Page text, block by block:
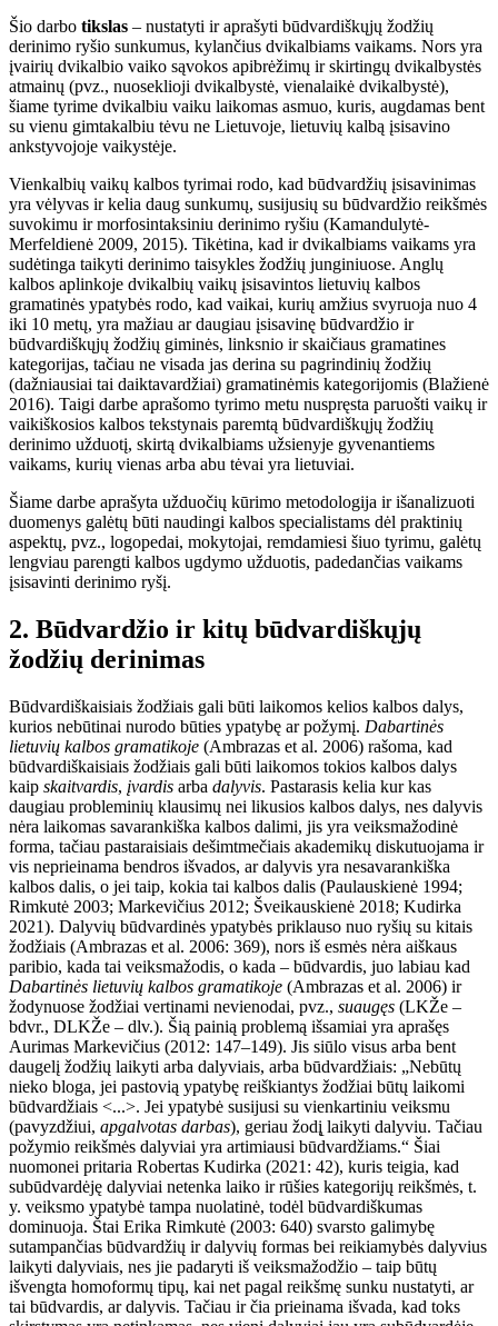
Šio darbo tikslas – nustatyti ir aprašyti būdvardiškųjų žodžių
derinimo ryšio sunkumus, kylančius dvikalbiams vaikams. Nors yra
įvairių dvikalbio vaiko sąvokos apibrėžimų ir skirtingų dvikalbystės
atmainų (pvz., nuoseklioji dvikalbystė, vienalaikė dvikalbystė),
šiame tyrime dvikalbiu vaiku laikomas asmuo, kuris, augdamas bent
su vienu gimtakalbiu tėvu ne Lietuvoje, lietuvių kalbą įsisavino
ankstyvojoje vaikystėje.
Vienkalbių vaikų kalbos tyrimai rodo, kad būdvardžių įsisavinimas
yra vėlyvas ir kelia daug sunkumų, susijusių su būdvardžio reikšmės
suvokimu ir morfosintaksiniu derinimo ryšiu (Kamandulytė-
Merfeldienė 2009, 2015). Tikėtina, kad ir dvikalbiams vaikams yra
sudėtinga taikyti derinimo taisykles žodžių junginiuose. Anglų
kalbos aplinkoje dvikalbių vaikų įsisavintos lietuvių kalbos
gramatinės ypatybės rodo, kad vaikai, kurių amžius svyruoja nuo 4
iki 10 metų, yra mažiau ar daugiau įsisavinę būdvardžio ir
būdvardiškųjų žodžių giminės, linksnio ir skaičiaus gramatines
kategorijas, tačiau ne visada jas derina su pagrindinių žodžių
(dažniausiai tai daiktavardžiai) gramatinėmis kategorijomis (Blažienė
2016). Taigi darbe aprašomo tyrimo metu nuspręsta paruošti vaikų ir
vaikiškosios kalbos tekstynais paremtą būdvardiškųjų žodžių
derinimo užduotį, skirtą dvikalbiams užsienyje gyvenantiems
vaikams, kurių vienas arba abu tėvai yra lietuviai.
Šiame darbe aprašyta užduočių kūrimo metodologija ir išanalizuoti
duomenys galėtų būti naudingi kalbos specialistams dėl praktinių
aspektų, pvz., logopedai, mokytojai, remdamiesi šiuo tyrimu, galėtų
lengviau parengti kalbos ugdymo užduotis, padedančias vaikams
įsisavinti derinimo ryšį.
2. Būdvardžio ir kitų būdvardiškųjų
žodžių derinimas
Būdvardiškaisiais žodžiais gali būti laikomos kelios kalbos dalys,
kurios nebūtinai nurodo būties ypatybę ar požymį. Dabartinės
lietuvių kalbos gramatikoje (Ambrazas et al. 2006) rašoma, kad
būdvardiškaisiais žodžiais gali būti laikomos tokios kalbos dalys
kaip skaitvardis, įvardis arba dalyvis. Pastarasis kelia kur kas
daugiau probleminių klausimų nei likusios kalbos dalys, nes dalyvis
nėra laikomas savarankiška kalbos dalimi, jis yra veiksmažodinė
forma, tačiau pastaraisiais dešimtmečiais akademikų diskutuojama ir
vis neprieinama bendros išvados, ar dalyvis yra nesavarankiška
kalbos dalis, o jei taip, kokia tai kalbos dalis (Paulauskienė 1994;
Rimkutė 2003; Markevičius 2012; Šveikauskienė 2018; Kudirka
2021). Dalyvių būdvardinės ypatybės priklauso nuo ryšių su kitais
žodžiais (Ambrazas et al. 2006: 369), nors iš esmės nėra aiškaus
paribio, kada tai veiksmažodis, o kada – būdvardis, juo labiau kad
Dabartinės lietuvių kalbos gramatikoje (Ambrazas et al. 2006) ir
žodynuose žodžiai vertinami nevienodai, pvz., suaugęs (LKŽe –
bdvr., DLKŽe – dlv.). Šią painią problemą išsamiai yra aprašęs
Aurimas Markevičius (2012: 147–149). Jis siūlo visus arba bent
daugelį žodžių laikyti arba dalyviais, arba būdvardžiais: „Nebūtų
nieko bloga, jei pastovią ypatybę reiškiantys žodžiai būtų laikomi
būdvardžiais <...>. Jei ypatybė susijusi su vienkartiniu veiksmu
(pavyzdžiui, apgalvotas darbas), geriau žodį̨ laikyti dalyviu. Tačiau
požymio reikšmės dalyviai yra artimiausi būdvardžiams.“ Šiai
nuomonei pritaria Robertas Kudirka (2021: 42), kuris teigia, kad
subūdvardėję dalyviai netenka laiko ir rūšies kategorijų reikšmės, t.
y. veiksmo ypatybė tampa nuolatinė, todėl būdvardiškumas
dominuoja. Štai Erika Rimkutė (2003: 640) svarsto galimybę
sutampančias būdvardžių ir dalyvių formas bei reikiamybės dalyvius
laikyti dalyviais, nes jie padaryti iš veiksmažodžio – taip būtų
išvengta homoformų tipų, kai net pagal reikšmę sunku nustatyti, ar
tai būdvardis, ar dalyvis. Tačiau ir čia prieinama išvada, kad toks